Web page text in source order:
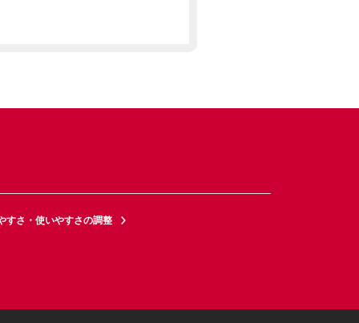
すさ・使いやすさの調整